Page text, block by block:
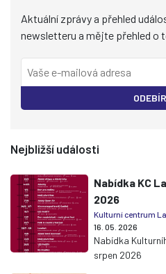
Aktuální zprávy a přehled
newsletteru a mějte přehled o
Nejbližší události
Nabídka KC
2026
Kulturní centrum
16. 05. 2026
Nabídka
srpen 2026